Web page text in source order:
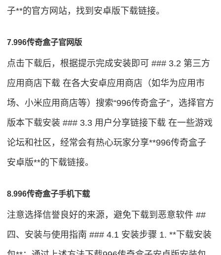
子**的官方网站，找到安卓版下载链接。
7.996传奇盒子官网版
点击下载后，根据提示完成安装即可 ### 3.2 第三方
应用商店下载 在各大安卓应用商店（如华为应用市
场、小米应用商店等）搜索“996传奇盒子”，选择官方
版本下载安装 ### 3.3 用户分享链接下载 在一些游戏
论坛和社区，经常会有热心玩家分享**996传奇盒子
安卓版**的下载链接。
8.996传奇盒子手机下载
注意选择信誉良好的来源，避免下载到恶意软件 ##
四、安装与使用指南 ### 4.1 安装步骤 1. **下载安装